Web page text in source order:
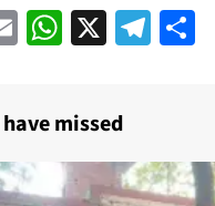
EmailWhatsApp
X
missed